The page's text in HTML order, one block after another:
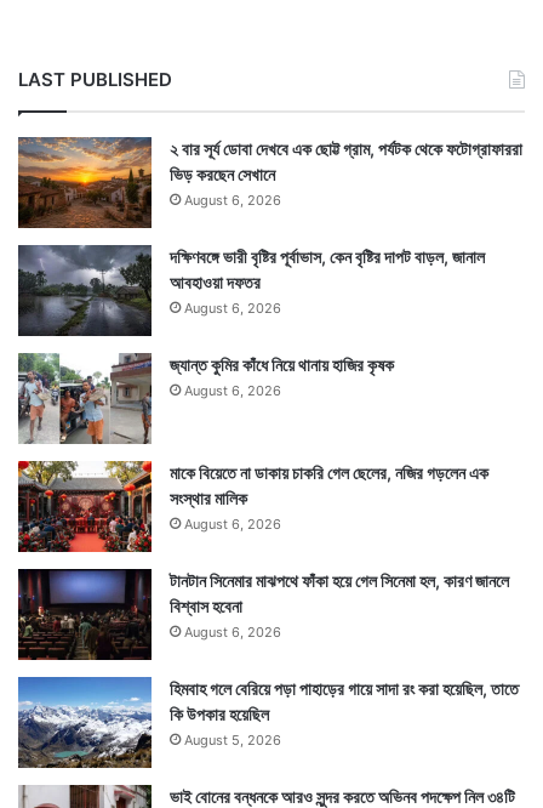
LAST PUBLISHED
২ বার সূর্য ডোবা দেখবে এক ছোট্ট গ্রাম, পর্যটক থেকে ফটোগ্রাফাররা
ভিড় করছেন সেখানে
August 6, 2026
দক্ষিণবঙ্গে ভারী বৃষ্টির পূর্বাভাস, কেন বৃষ্টির দাপট বাড়ল, জানাল
আবহাওয়া দফতর
August 6, 2026
জ্যান্ত কুমির কাঁধে নিয়ে থানায় হাজির কৃষক
August 6, 2026
মাকে বিয়েতে না ডাকায় চাকরি গেল ছেলের, নজির গড়লেন এক
সংস্থার মালিক
August 6, 2026
টানটান সিনেমার মাঝপথে ফাঁকা হয়ে গেল সিনেমা হল, কারণ জানলে
বিশ্বাস হবেনা
August 6, 2026
হিমবাহ গলে বেরিয়ে পড়া পাহাড়ের গায়ে সাদা রং করা হয়েছিল, তাতে
কি উপকার হয়েছিল
August 5, 2026
ভাই বোনের বন্ধনকে আরও সুন্দর করতে অভিনব পদক্ষেপ নিল ৩৪টি